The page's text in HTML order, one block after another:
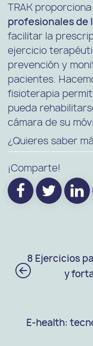
TRAK proporciona
profesionales de
facilitar la
ejercicio
prevención y
pacientes.
fisioterapia
pueda
cámara de su
¿Quieres saber
¡Comparte!
8 Ejercicios
y
E-health: